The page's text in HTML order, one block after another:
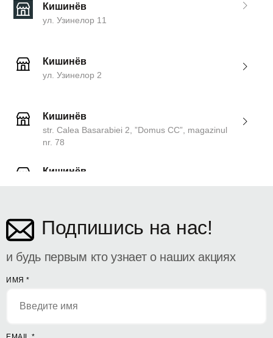
Кишинёв
ул. Узинелор 11
Кишинёв
ул. Узинелор 2
Кишинёв
str. Calea Basarabiei 2, ”Domus CC”, magazinul
nr. 78
Кишинёв
Подпишись на нас!
и будь первым кто узнает о наших акциях
ИМЯ *